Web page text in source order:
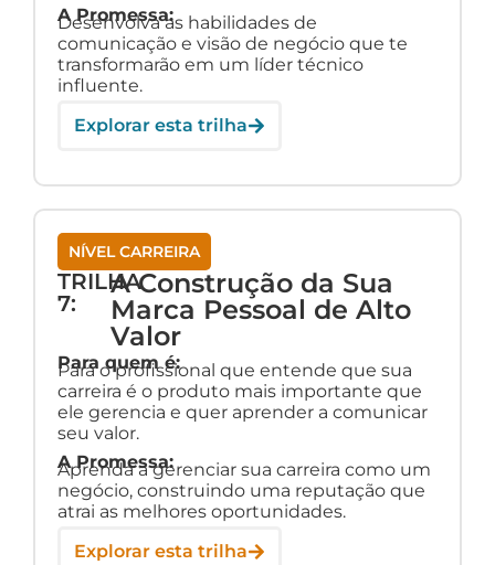
A Promessa:
Desenvolva as habilidades de
comunicação e visão de negócio que te
transformarão em um líder técnico
influente.
Explorar esta trilha
NÍVEL CARREIRA
TRILHA
7:
A Construção da Sua
Marca Pessoal de Alto
Valor
Para quem é:
Para o profissional que entende que sua
carreira é o produto mais importante que
ele gerencia e quer aprender a comunicar
seu valor.
A Promessa:
Aprenda a gerenciar sua carreira como um
negócio, construindo uma reputação que
atrai as melhores oportunidades.
Explorar esta trilha